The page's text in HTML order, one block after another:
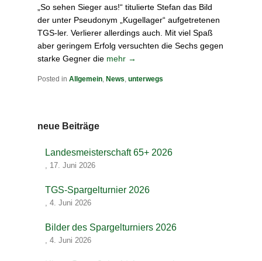
„So sehen Sieger aus!“ titulierte Stefan das Bild
der unter Pseudonym „Kugellager“ aufgetretenen
TGS-ler. Verlierer allerdings auch. Mit viel Spaß
aber geringem Erfolg versuchten die Sechs gegen
starke Gegner die mehr →
Posted in Allgemein, News, unterwegs
neue Beiträge
Landesmeisterschaft 65+ 2026
, 17. Juni 2026
TGS-Spargelturnier 2026
, 4. Juni 2026
Bilder des Spargelturniers 2026
, 4. Juni 2026